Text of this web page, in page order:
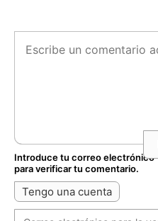
Introduce tu correo electrónico
para verificar tu comentario.
Tengo una cuenta